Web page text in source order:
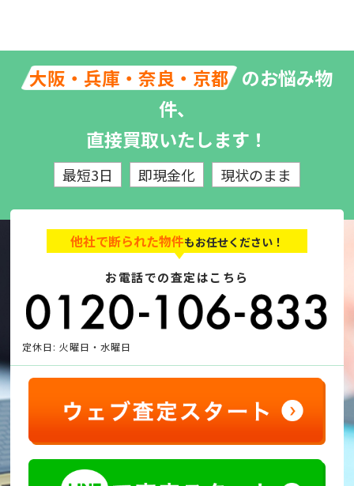
大阪・兵庫・奈良・京都 のお悩み物
件、
直接買取いたします！
最短3日 即現金化 現状のまま
他社で断られた物件もお任せください！
お電話での査定はこちら
定休日: 火曜日・水曜日